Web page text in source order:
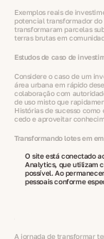
Exemplos reais de
potencial transformador
transformaram parcelas
terras brutas em
Estudos de caso de
Considere o caso de um
área urbana em rápido
colaboração com
de uso misto que
Histórias de sucesso
cedo e aproveitar
Transformando lotes em
Em várias regiões,
polos de negócios
Em um caso notável,
em um mercado
significativa valorização
abordagens inovadoras
A jornada de transformar
O site está conectado
Analytics, que utilizam
possível. Ao
pessoais conforme